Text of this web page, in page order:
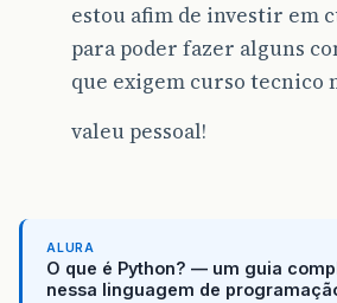
estou afim de investir em
para poder fazer alguns
que exigem curso tecnico
valeu pessoal!
ALURA
O que é Python? — um guia
nessa linguagem de